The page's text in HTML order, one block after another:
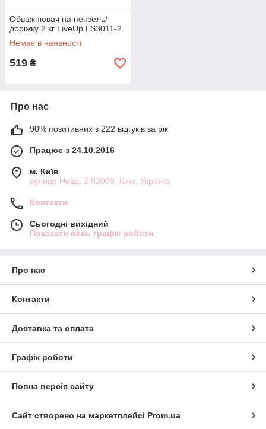
Обважнювач на пензель/
доріжку 2 кг LiveUp LS3011-2
Немає в наявності
519 ₴
Про нас
90% позитивних з 222 відгуків за рік
Працює з 24.10.2016
м. Київ
вулиця Нова, 2 02000, Київ, Україна
Контакти
Сьогодні вихідний
Показати весь графік роботи
Про нас
Контакти
Доставка та оплата
Графік роботи
Повна версія сайту
Сайт створено на маркетплейсі Prom.ua